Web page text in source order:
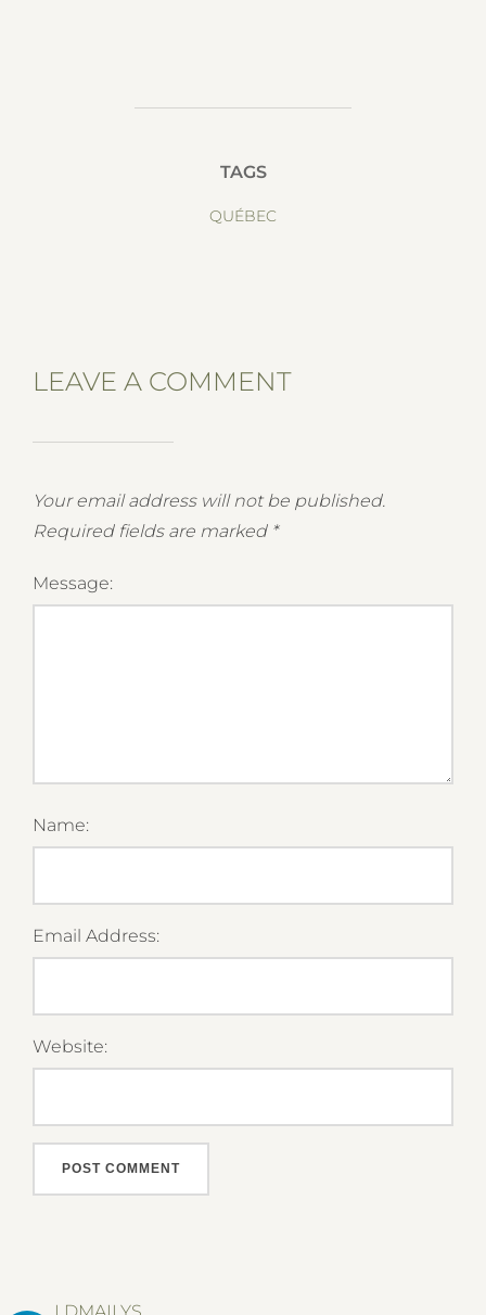
TAGS
QUÉBEC
LEAVE A COMMENT
Your email address will not be published.
Required fields are marked *
Message:
Name:
Email Address:
Website: